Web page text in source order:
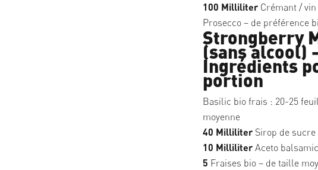
100 Milliliter Crémant /
Prosecco – de préférence
Strongberry
(sans alcool)
Ingrédients
portion
Basilic bio frais : 20-25
moyenne
40 Milliliter Sirop de sucre
10 Milliliter Aceto
5 Fraises bio – de taille